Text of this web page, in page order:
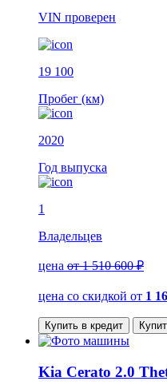
VIN проверен
19 100
Пробег (км)
2020
Год выпуска
1
Владельцев
цена от 1 510 600 ₽
цена со скидкой от 1
Купить в кредит
Kia Cerato 2.0